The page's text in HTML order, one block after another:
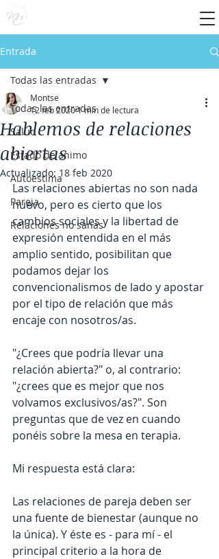
Entrada
Todas las entradas
Salud
Estado de ánimo
Autoestima
Pareja
Relaciones no sanas
Todas las entradas
Hablemos de relaciones
abiertas
Montse
12 feb 20201 min de lectura
Actualizado: 18 feb 2020
Las relaciones abiertas no son nada
nuevo, pero es cierto que los
cambios sociales y la libertad de
expresión entendida en el más
amplio sentido, posibilitan que
podamos dejar los
convencionalismos de lado y apostar
por el tipo de relación que más
encaje con nosotros/as.
"¿Crees que podría llevar una
relación abierta?" o, al contrario:
"¿crees que es mejor que nos
volvamos exclusivos/as?". Son
preguntas que de vez en cuando
ponéis sobre la mesa en terapia.
Mi respuesta está clara:
Las relaciones de pareja deben ser
una fuente de bienestar (aunque no
la única). Y éste es - para mí - el
principal criterio a la hora de